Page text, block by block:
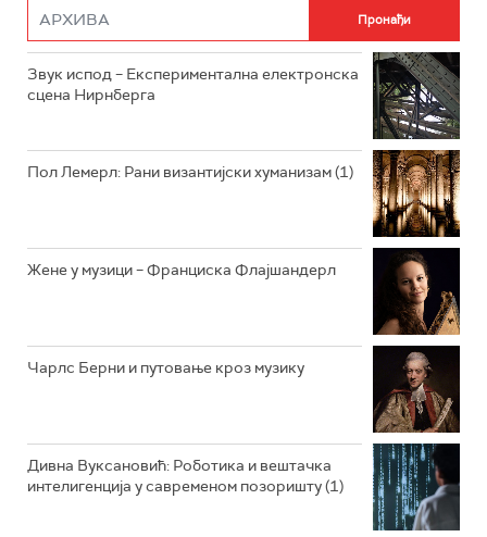
РАДИО РОКЕНРОЛЕР
РАДИО ЏЕЗЕР
Звук испод – Експериментална електронска
сцена Нирнберга
Пол Лемерл: Рани византијски хуманизам (1)
Жене у музици – Франциска Флајшандерл
Чарлс Берни и путовање кроз музику
Дивна Вуксановић: Роботика и вештачка
интелигенција у савременом позоришту (1)